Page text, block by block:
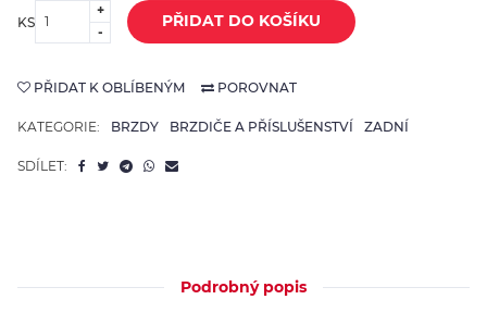
KS
+
-
PŘIDAT DO KOŠÍKU
PŘIDAT K OBLÍBENÝM POROVNAT
KATEGORIE: BRZDY BRZDIČE A PŘÍSLUŠENSTVÍ ZADNÍ
SDÍLET:
Podrobný popis